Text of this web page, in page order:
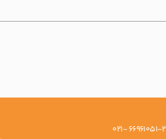
021- 66961051-2